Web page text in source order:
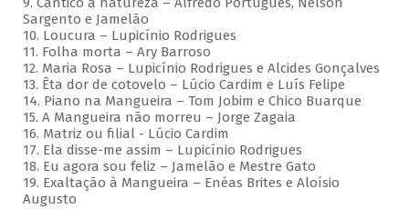
Sargento e Jamelão
10. Loucura – Lupicínio Rodrigues
11. Folha morta – Ary Barroso
12. Maria Rosa – Lupicínio Rodrigues e Alcides Gonçalves
13. Êta dor de cotovelo – Lúcio Cardim e Luís Felipe
14. Piano na Mangueira – Tom Jobim e Chico Buarque
15. A Mangueira não morreu – Jorge Zagaia
16. Matriz ou filial - Lúcio Cardim
17. Ela disse-me assim – Lupicínio Rodrigues
18. Eu agora sou feliz – Jamelão e Mestre Gato
19. Exaltação à Mangueira – Enéas Brites e Aloísio
Augusto